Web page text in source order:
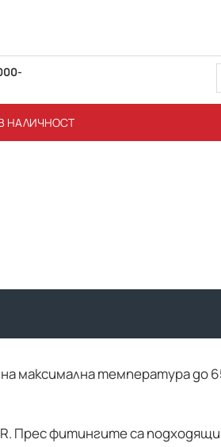
НАЛИЧНОСТ
максимална температура до
Прес фитингите са